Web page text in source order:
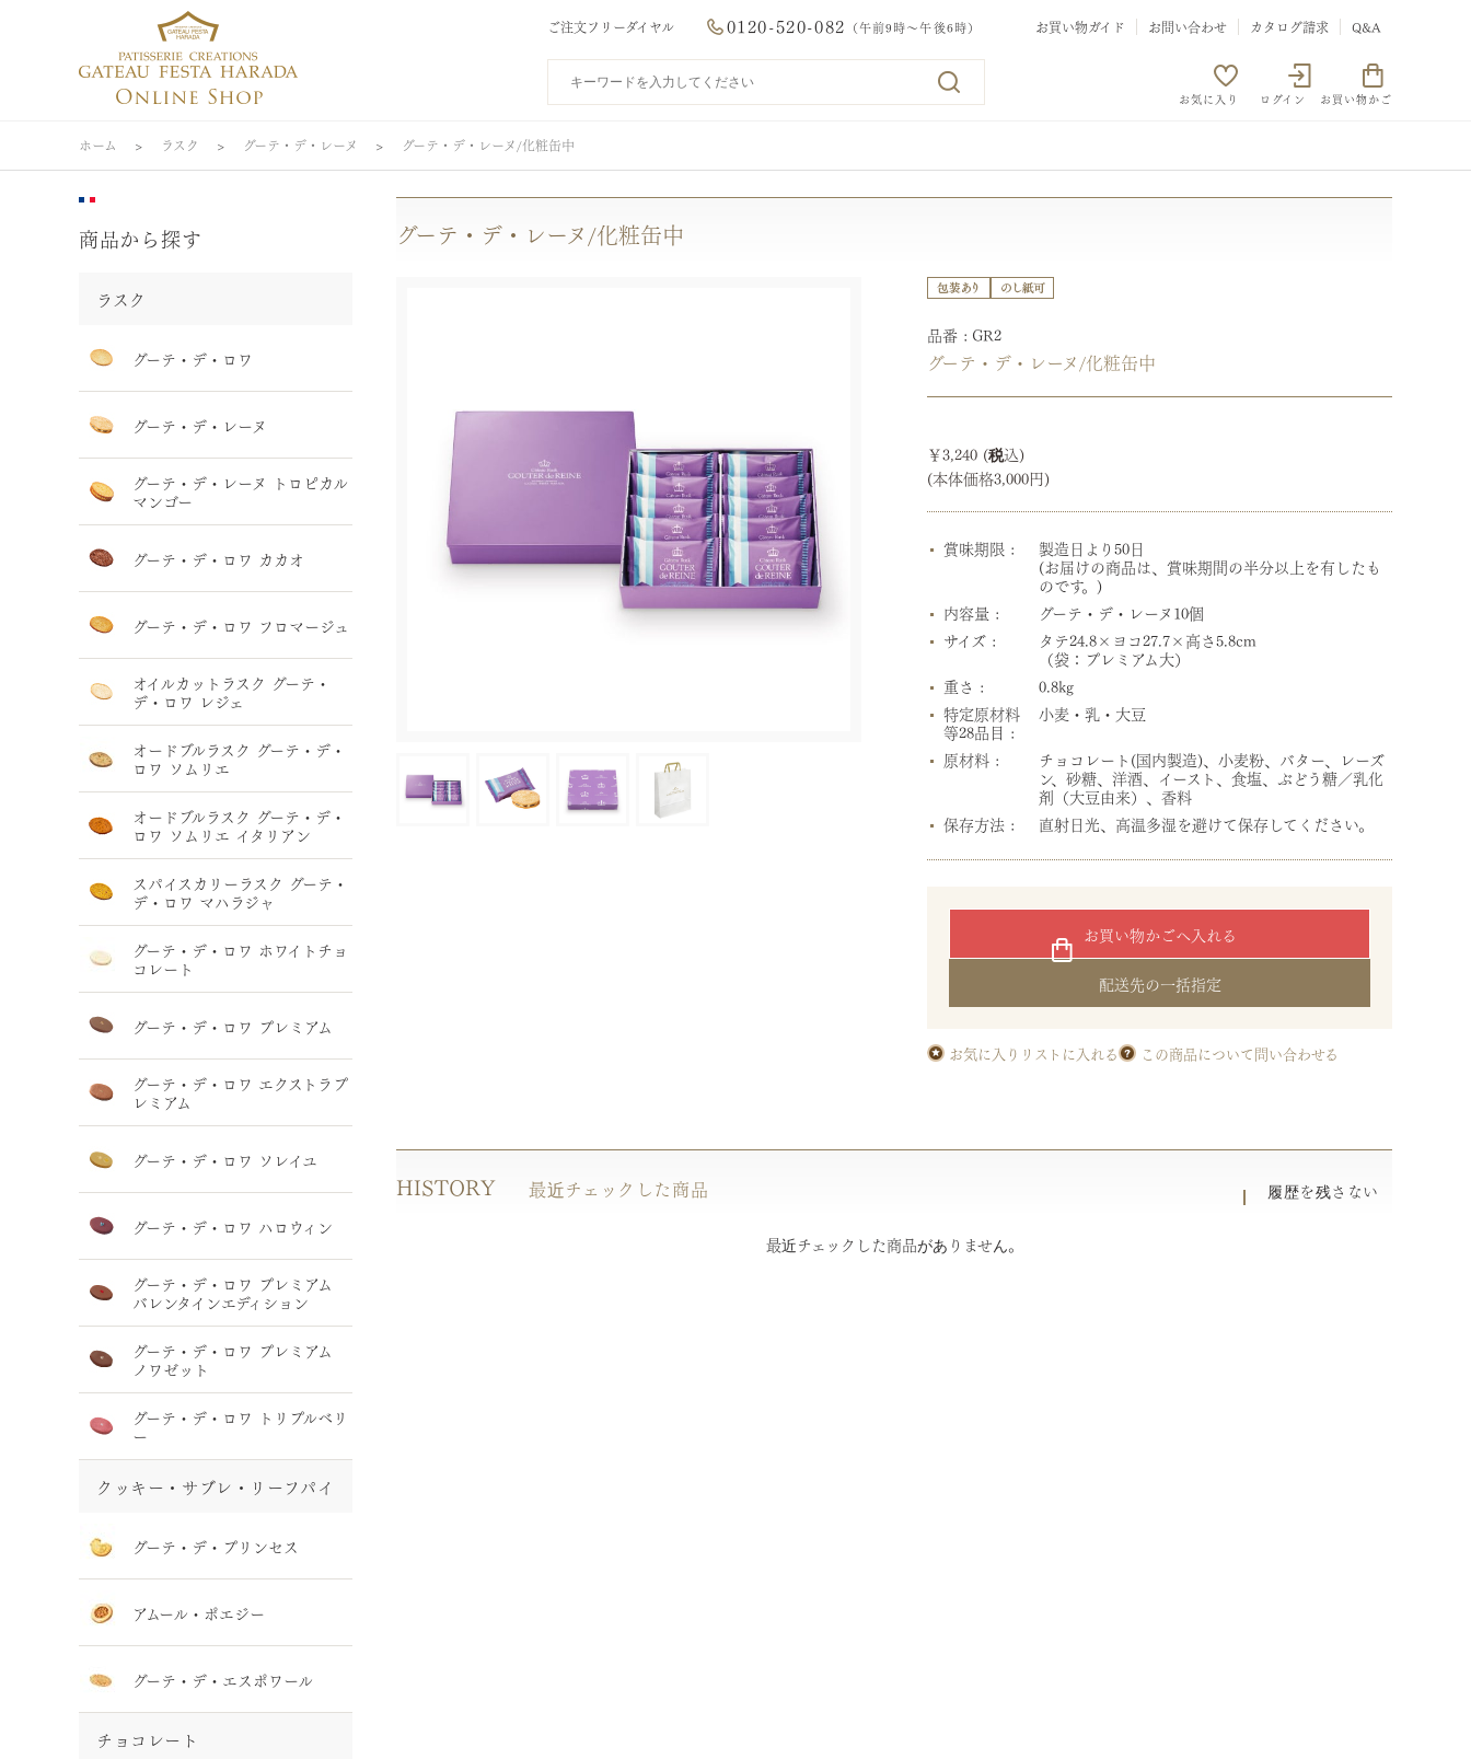
ご注文フリーダイヤル 0120-520-082 （午前9時～午後6時） お買い物ガイド お問い合わせ カタログ請求 Q&A
お気に入り ログイン お買い物かご
ホーム > ラスク > グーテ・デ・レーヌ > グーテ・デ・レーヌ/化粧缶中
商品から探す
ラスク
グーテ・デ・ロワ
グーテ・デ・レーヌ
グーテ・デ・レーヌ トロピカル
マンゴー
グーテ・デ・ロワ カカオ
グーテ・デ・ロワ フロマージュ
オイルカットラスク グーテ・
デ・ロワ レジェ
オードブルラスク グーテ・デ・
ロワ ソムリエ
オードブルラスク グーテ・デ・
ロワ ソムリエ イタリアン
スパイスカリーラスク グーテ・
デ・ロワ マハラジャ
グーテ・デ・ロワ ホワイトチョ
コレート
グーテ・デ・ロワ プレミアム
グーテ・デ・ロワ エクストラプ
レミアム
グーテ・デ・ロワ ソレイユ
グーテ・デ・ロワ ハロウィン
グーテ・デ・ロワ プレミアム
バレンタインエディション
グーテ・デ・ロワ プレミアム
ノワゼット
グーテ・デ・ロワ トリプルベリ
ー
クッキー・サブレ・リーフパイ
グーテ・デ・プリンセス
アムール・ポエジー
グーテ・デ・エスポワール
チョコレート
グーテ・デ・レーヌ/化粧缶中
グーテ・デ・レーヌ/化粧缶中
￥3,240
(本体価格3,000円)
品番 GR2
賞味期限 製造日より50日
(お届けの商品は、賞味期間の半分以上を有したも
のです。)
内容量
グーテ・デ・レーヌ10個
サイズ
タテ24.8×ヨコ27.7×高さ5.8cm
（袋：プレミアム大）
重さ
0.8kg
特定原材料
等28品目
小麦・乳・大豆
原材料
チョコレート(国内製造)、小麦粉、バター、レーズ
ン、砂糖、洋酒、イースト、食塩、ぶどう糖／乳化
剤（大豆由来）、香料
保存方法
直射日光、高温多湿を避けて保存してください。
お買い物かごへ入れる
配送先の一括指定
この商品について問い合わせる
お気に入りリストに入れる
HISTORY 最近チェックした商品 履歴を残さない
最近チェックした商品がありません。